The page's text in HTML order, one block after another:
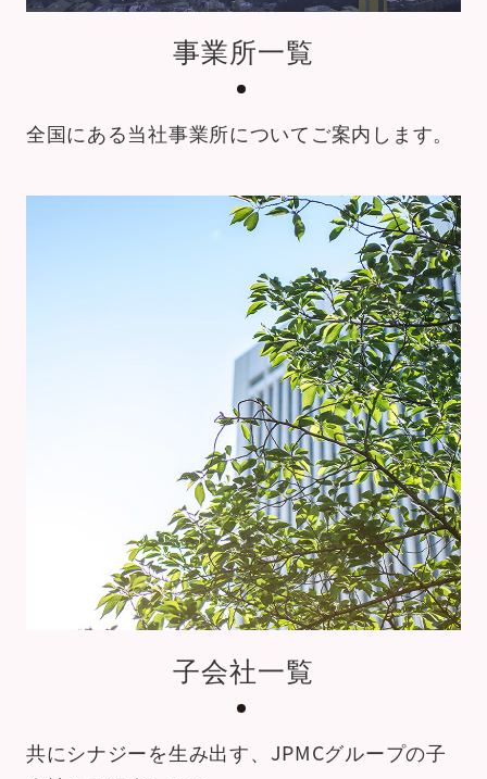
事業所一覧
全国にある当社事業所についてご案内します。
子会社一覧
共にシナジーを生み出す、 JPMCグループの子